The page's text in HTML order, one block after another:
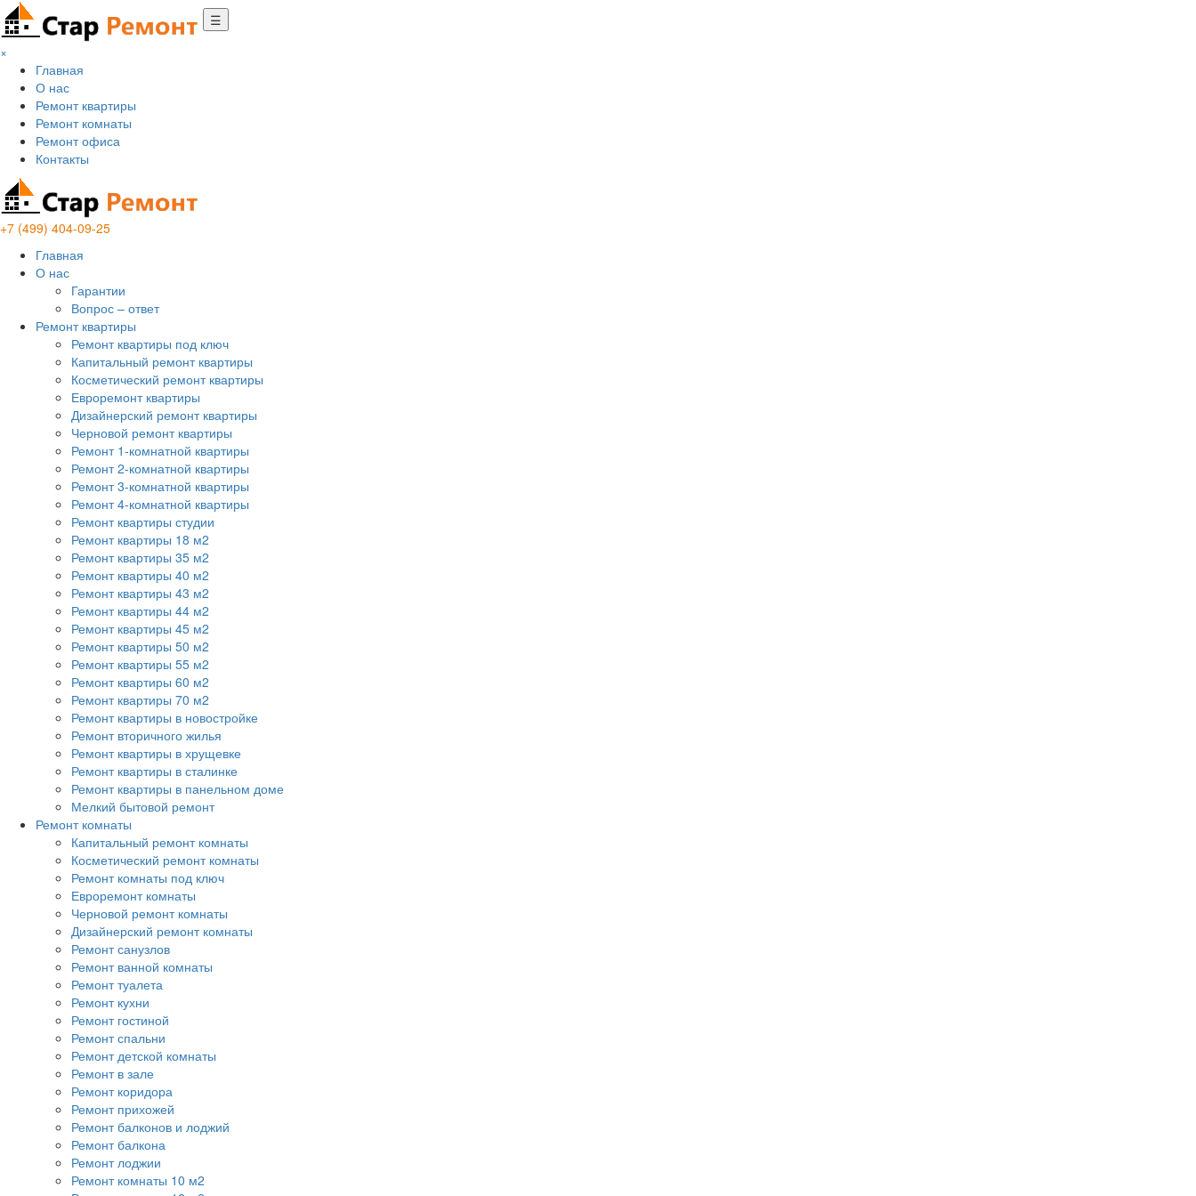
☰
×
Главная
О нас
Ремонт квартиры
Ремонт комнаты
Ремонт офиса
Контакты
+7 (499) 404-09-25
Главная
О нас
Гарантии
Вопрос – ответ
Ремонт квартиры
Ремонт квартиры под ключ
Капитальный ремонт квартиры
Косметический ремонт квартиры
Евроремонт квартиры
Дизайнерский ремонт квартиры
Черновой ремонт квартиры
Ремонт 1-комнатной квартиры
Ремонт 2-комнатной квартиры
Ремонт 3-комнатной квартиры
Ремонт 4-комнатной квартиры
Ремонт квартиры студии
Ремонт квартиры 18 м2
Ремонт квартиры 35 м2
Ремонт квартиры 40 м2
Ремонт квартиры 43 м2
Ремонт квартиры 44 м2
Ремонт квартиры 45 м2
Ремонт квартиры 50 м2
Ремонт квартиры 55 м2
Ремонт квартиры 60 м2
Ремонт квартиры 70 м2
Ремонт квартиры в новостройке
Ремонт вторичного жилья
Ремонт квартиры в хрущевке
Ремонт квартиры в сталинке
Ремонт квартиры в панельном доме
Мелкий бытовой ремонт
Ремонт комнаты
Капитальный ремонт комнаты
Косметический ремонт комнаты
Ремонт комнаты под ключ
Евроремонт комнаты
Черновой ремонт комнаты
Дизайнерский ремонт комнаты
Ремонт санузлов
Ремонт ванной комнаты
Ремонт туалета
Ремонт кухни
Ремонт гостиной
Ремонт спальни
Ремонт детской комнаты
Ремонт в зале
Ремонт коридора
Ремонт прихожей
Ремонт балконов и лоджий
Ремонт балкона
Ремонт лоджии
Ремонт комнаты 10 м2